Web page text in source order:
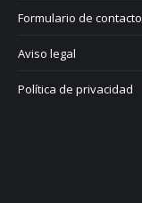
Formulario de contacto
Aviso legal
Política de privacidad